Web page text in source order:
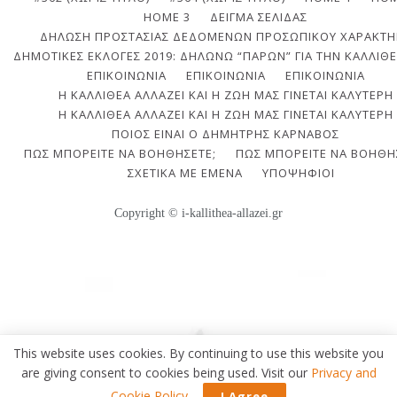
HOME 3
ΔΕΊΓΜΑ ΣΕΛΊΔΑΣ
ΔΉΛΩΣΗ ΠΡΟΣΤΑΣΊΑΣ ΔΕΔΟΜΈΝΩΝ ΠΡΟΣΩΠΙΚΟΎ
ΔΗΜΟΤΙΚΈΣ ΕΚΛΟΓΈΣ 2019: ΔΗΛΏΝΩ “ΠΑΡΏΝ” ΓΙΑ ΤΗΝ
ΕΠΙΚΟΙΝΩΝΙΑ
ΕΠΙΚΟΙΝΩΝΊΑ
ΕΠΙΚΟΙΝΩΝΊΑ
Η ΚΑΛΛΙΘΈΑ ΑΛΛΆΖΕΙ ΚΑΙ Η ΖΩΉ ΜΑΣ ΓΊΝΕΤΑΙ ΚΑΛΎΤΕΡΗ
Η ΚΑΛΛΙΘΈΑ ΑΛΛΆΖΕΙ ΚΑΙ Η ΖΩΉ ΜΑΣ ΓΊΝΕΤΑΙ ΚΑΛΎΤΕΡΗ
ΠΟΙΟΣ ΕΊΝΑΙ Ο ΔΗΜΉΤΡΗΣ ΚΆΡΝΑΒΟΣ
ΠΩΣ ΜΠΟΡΕΊΤΕ ΝΑ ΒΟΗΘΉΣΕΤΕ;
ΠΩΣ ΜΠΟΡΕΊΤΕ ΝΑ
ΣΧΕΤΙΚΆ ΜΕ ΕΜΈΝΑ
ΥΠΟΨΉΦΙΟΙ
Copyright © i-kallithea-allazei.gr
This website uses cookies. By continuing to use this website you
are giving consent to cookies being used. Visit our Privacy and